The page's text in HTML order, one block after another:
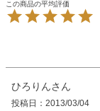
ひろりん
投稿日 2013/03/04